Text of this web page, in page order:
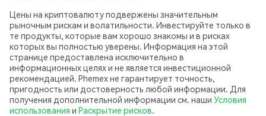
Цены на криптовалюту подвержены значительным
рыночным рискам и волатильности. Инвестируйте только в
те продукты, которые вам хорошо знакомы и в рисках
которых вы полностью уверены. Информация на этой
странице предоставлена исключительно в
информационных целях и не является инвестиционной
рекомендацией. Phemex не гарантирует точность,
пригодность или достоверность любой информации. Для
получения дополнительной информации см. наши Условия
использования и Раскрытие рисков.